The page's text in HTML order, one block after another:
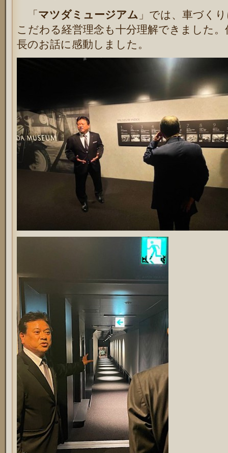
「 マツダミュージアム 」では、車づく
こだわる経営理念も十分理解できました
長のお話に感動しました。